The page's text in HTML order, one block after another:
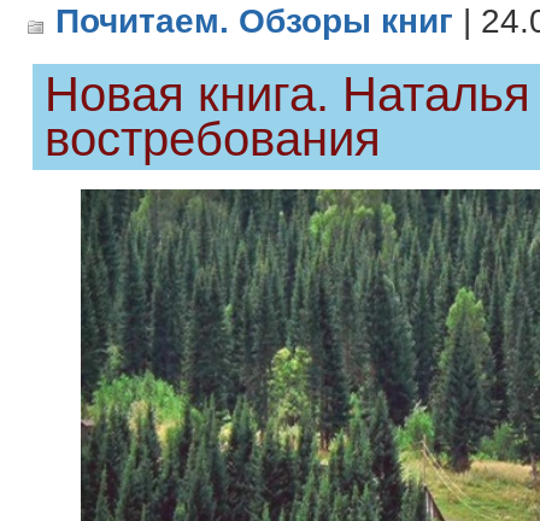
Почитаем. Обзоры книг |
Новая книга.
востребования